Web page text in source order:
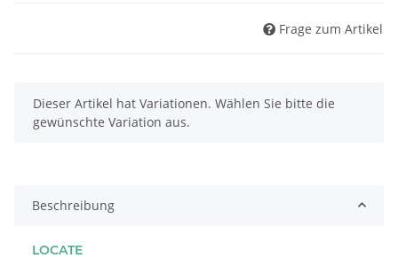
Frage zum Artikel
x
Dieser Artikel hat Variationen. Wählen Sie bitte die
gewünschte Variation aus.
Beschreibung
LOCATE